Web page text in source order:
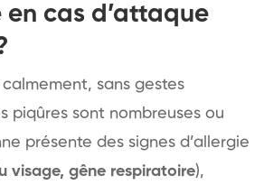
en cas d’attaque
calmement, sans gestes
piqûres sont nombreuses ou
présente des signes d’allergie
visage, gêne respiratoire),